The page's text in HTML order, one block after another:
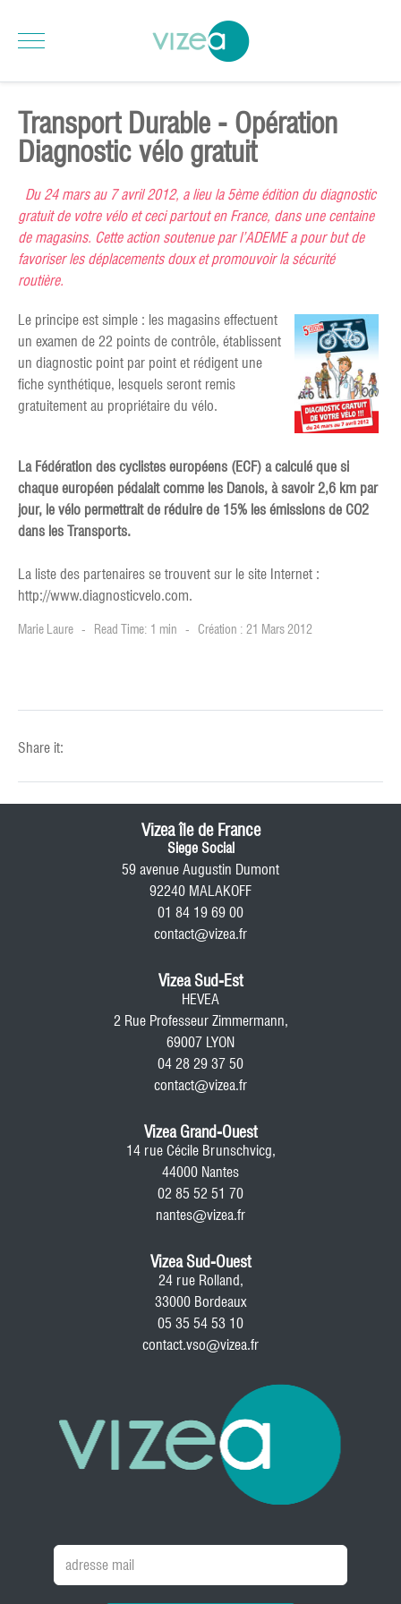
Transport Durable - Opération
Diagnostic vélo gratuit
Du 24 mars au 7 avril 2012, a lieu la 5ème édition du diagnostic
gratuit de votre vélo et ceci partout en France, dans une centaine
de magasins. Cette action soutenue par l’ADEME a pour but de
favoriser les déplacements doux et promouvoir la sécurité
routière.
Le principe est simple : les magasins effectuent
un examen de 22 points de contrôle, établissent
un diagnostic point par point et rédigent une
fiche synthétique, lesquels seront remis
gratuitement au propriétaire du vélo.
La Fédération des cyclistes européens (ECF) a calculé que si
chaque européen pédalait comme les Danois, à savoir 2,6 km par
jour, le vélo permettrait de réduire de 15% les émissions de CO2
dans les Transports.
La liste des partenaires se trouvent sur le site Internet :
http://www.diagnosticvelo.com.
Marie Laure Read Time: 1 min Création : 21 Mars 2012
Share it:
Vizea île de France
Siege Social
59 avenue Augustin Dumont
92240 MALAKOFF
01 84 19 69 00
contact@vizea.fr
Vizea Sud-Est
HEVEA
2 Rue Professeur Zimmermann,
69007 LYON
04 28 29 37 50
contact@vizea.fr
Vizea Grand-Ouest
14 rue Cécile Brunschvicg,
44000 Nantes
02 85 52 51 70
nantes@vizea.fr
Vizea Sud-Ouest
24 rue Rolland,
33000 Bordeaux
05 35 54 53 10
contact.vso@vizea.fr